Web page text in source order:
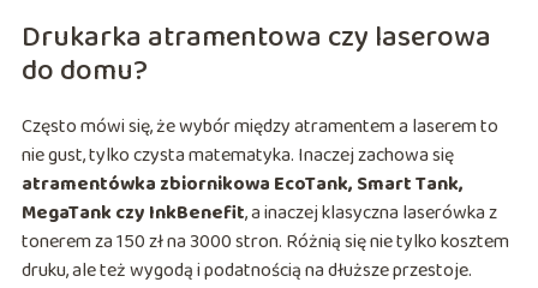
Drukarka atramentowa czy laserowa
do domu?
Często mówi się, że wybór między atramentem a laserem to
nie gust, tylko czysta matematyka. Inaczej zachowa się
atramentówka zbiornikowa EcoTank, Smart Tank,
MegaTank czy InkBenefit, a inaczej klasyczna laserówka z
tonerem za 150 zł na 3000 stron. Różnią się nie tylko kosztem
druku, ale też wygodą i podatnością na dłuższe przestoje.